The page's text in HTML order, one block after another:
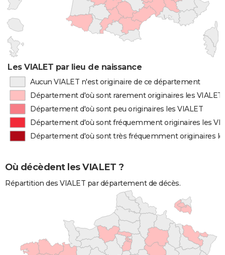
Les VIALET par lieu de naissance
Aucun VIALET n'est originaire de ce département
Département d'où sont rarement originaires les VIALET
Département d'où sont peu originaires les VIALET
Département d'où sont fréquemment originaires les
Département d'où sont très fréquemment originaires
Où décèdent les VIALET ?
Répartition des VIALET par département de décès.